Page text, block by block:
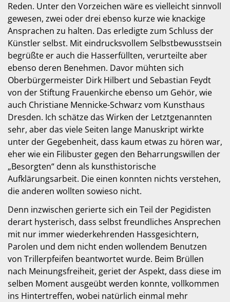
Reden. Unter den Vorzeichen wäre es vielleicht sinnvoll
gewesen, zwei oder drei ebenso kurze wie knackige
Ansprachen zu halten. Das erledigte zum Schluss der
Künstler selbst. Mit eindrucksvollem Selbstbewusstsein
begrüßte er auch die Hasserfüllten, verurteilte aber
ebenso deren Benehmen. Davor mühten sich
Oberbürgermeister Dirk Hilbert und Sebastian Feydt
von der Stiftung Frauenkirche ebenso um Gehör, wie
auch Christiane Mennicke-Schwarz vom Kunsthaus
Dresden. Ich schätze das Wirken der Letztgenannten
sehr, aber das viele Seiten lange Manuskript wirkte
unter der Gegebenheit, dass kaum etwas zu hören war,
eher wie ein Filibuster gegen den Beharrungswillen der
„Besorgten“ denn als kunsthistorische
Aufklärungsarbeit. Die einen konnten nichts verstehen,
die anderen wollten sowieso nicht.
Denn inzwischen gerierte sich ein Teil der Pegidisten
derart hysterisch, dass selbst freundliches Ansprechen
mit nur immer wiederkehrenden Hassgesichtern,
Parolen und dem nicht enden wollendem Benutzen
von Trillerpfeifen beantwortet wurde. Beim Brüllen
nach Meinungsfreiheit, geriet der Aspekt, dass diese im
selben Moment ausgeübt werden konnte, vollkommen
ins Hintertreffen, wobei natürlich einmal mehr